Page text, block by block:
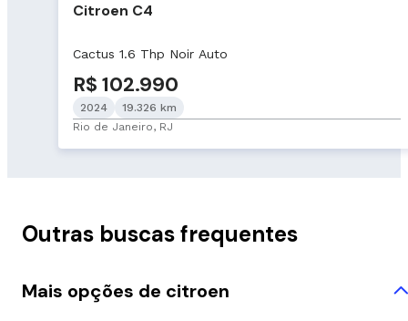
Citroen C4
Cactus 1.6 Thp Noir Auto
R$ 102.990
2024
19.326 km
Rio de Janeiro, RJ
Outras buscas frequentes
Mais opções de citroen